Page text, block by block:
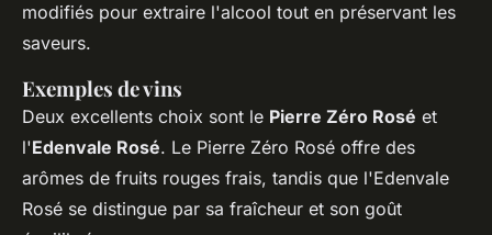
modifiés pour extraire l'alcool tout en préservant les
saveurs.
Exemples de vins
Deux excellents choix sont le Pierre Zéro Rosé et
l'Edenvale Rosé. Le Pierre Zéro Rosé offre des
arômes de fruits rouges frais, tandis que l'Edenvale
Rosé se distingue par sa fraîcheur et son goût